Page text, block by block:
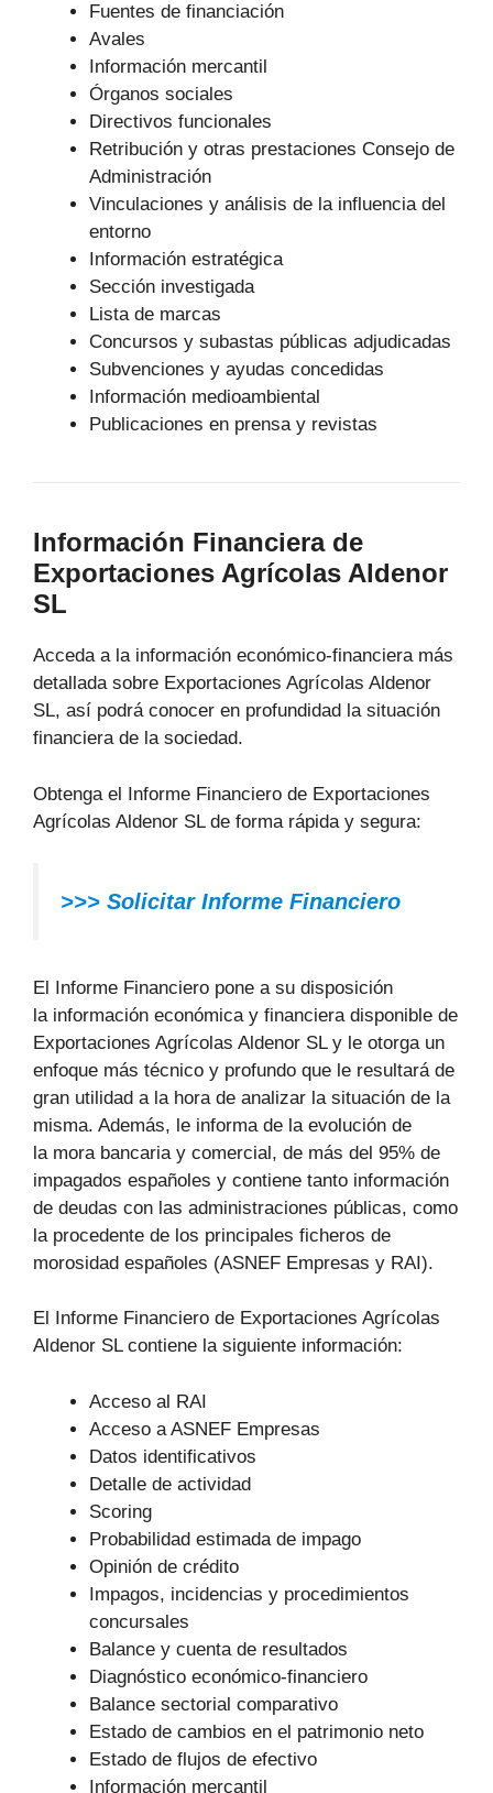
Fuentes de financiación
Avales
Información mercantil
Órganos sociales
Directivos funcionales
Retribución y otras prestaciones Consejo de
Administración
Vinculaciones y análisis de la influencia del
entorno
Información estratégica
Sección investigada
Lista de marcas
Concursos y subastas públicas adjudicadas
Subvenciones y ayudas concedidas
Información medioambiental
Publicaciones en prensa y revistas
Información Financiera de
Exportaciones Agrícolas Aldenor
SL
Acceda a la información económico-financiera más
detallada sobre Exportaciones Agrícolas Aldenor
SL, así podrá conocer en profundidad la situación
financiera de la sociedad.
Obtenga el Informe Financiero de Exportaciones
Agrícolas Aldenor SL de forma rápida y segura:
>>> Solicitar Informe Financiero
El Informe Financiero pone a su disposición
la información económica y financiera disponible de
Exportaciones Agrícolas Aldenor SL y le otorga un
enfoque más técnico y profundo que le resultará de
gran utilidad a la hora de analizar la situación de la
misma. Además, le informa de la evolución de
la mora bancaria y comercial, de más del 95% de
impagados españoles y contiene tanto información
de deudas con las administraciones públicas, como
la procedente de los principales ficheros de
morosidad españoles (ASNEF Empresas y RAI).
El Informe Financiero de Exportaciones Agrícolas
Aldenor SL contiene la siguiente información:
Acceso al RAI
Acceso a ASNEF Empresas
Datos identificativos
Detalle de actividad
Scoring
Probabilidad estimada de impago
Opinión de crédito
Impagos, incidencias y procedimientos
concursales
Balance y cuenta de resultados
Diagnóstico económico-financiero
Balance sectorial comparativo
Estado de cambios en el patrimonio neto
Estado de flujos de efectivo
Información mercantil